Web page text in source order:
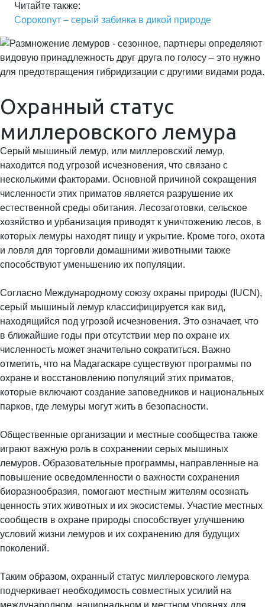
Читайте также:
Сорокопут – серый забияка в дикой природе
Охранный статус
миллеровского лемура
Серый мышиный лемур, или миллеровский лемур,
находится под угрозой исчезновения, что связано с
несколькими факторами. Основной причиной сокращения
численности этих приматов является разрушение их
естественной среды обитания. Лесозаготовки, сельское
хозяйство и урбанизация приводят к уничтожению лесов, в
которых лемуры находят пищу и укрытие. Кроме того, охота
и ловля для торговли домашними животными также
способствуют уменьшению их популяции.
Согласно Международному союзу охраны природы (IUCN),
серый мышиный лемур классифицируется как вид,
находящийся под угрозой исчезновения. Это означает, что
в ближайшие годы при отсутствии мер по охране их
численность может значительно сократиться. Важно
отметить, что на Мадагаскаре существуют программы по
охране и восстановлению популяций этих приматов,
которые включают создание заповедников и национальных
парков, где лемуры могут жить в безопасности.
Общественные организации и местные сообщества также
играют важную роль в сохранении серых мышиных
лемуров. Образовательные программы, направленные на
повышение осведомленности о важности сохранения
биоразнообразия, помогают местным жителям осознать
ценность этих животных и их экосистемы. Участие местных
сообществ в охране природы способствует улучшению
условий жизни лемуров и их сохранению для будущих
поколений.
Таким образом, охранный статус миллеровского лемура
подчеркивает необходимость совместных усилий на
международном, национальном и местном уровнях для